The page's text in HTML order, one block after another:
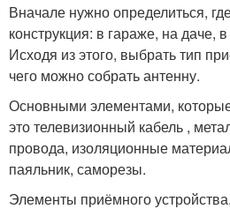
Вначале нужно определиться,
конструкция: в гараже, на даче,
Исходя из этого, выбрать тип
чего можно собрать антенну.
Основными элементами,
это телевизионный кабель ,
провода, изоляционные
паяльник, саморезы.
Элементы приёмного